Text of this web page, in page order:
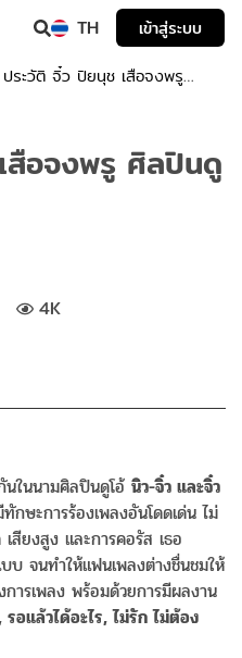
TH
เข้าสู่ระบบ
ประวัติ จิ๋ว ปิยนุช เสือจงพรู
สือจงพรู ศิลปินดู
4K
นในนามศิลปินดูโอ้ นิว-จิ๋ว และจิ๋ว
ษะการร้องเพลงอันโดดเด่น ไม่
เสียงสูง และการคอรัส เธอ
บ จนทำให้แฟนเพลงต่างชื่นชมให้
ารเพลง พร้อมด้วยการมีผลงาน
รอแล้วได้อะไร, ไม่รัก ไม่ต้อง